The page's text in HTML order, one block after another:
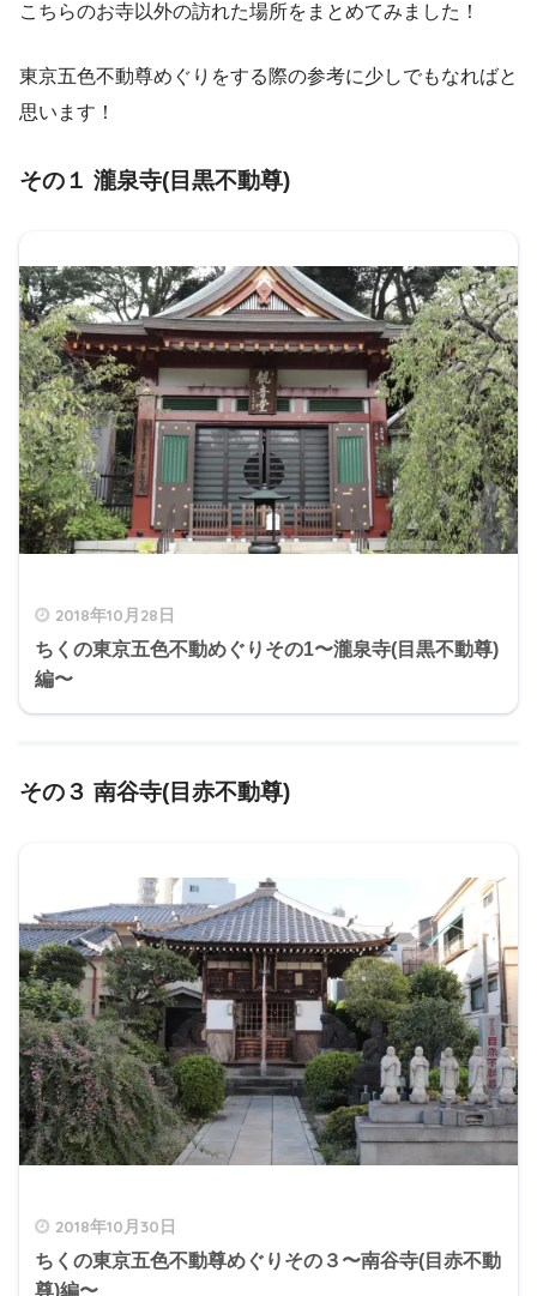
こちらのお寺以外の訪れた場所をまとめてみました！
東京五色不動尊めぐりをする際の参考に少しでもなればと
思います！
その１ 瀧泉寺(目黒不動尊)
2018年10月28日
ちくの東京五色不動めぐりその1〜瀧泉寺(目黒不動尊)
編〜
その３ 南谷寺(目赤不動尊)
2018年10月30日
ちくの東京五色不動尊めぐりその３〜南谷寺(目赤不動
尊)編〜